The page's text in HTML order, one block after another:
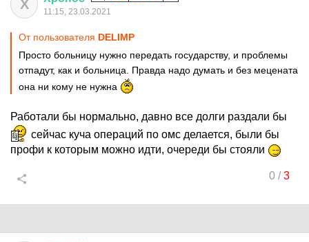
Х 11:15, 23.03.2021
От пользователя DELIMP
Просто больницу нужно передать государству, и проблемы
отпадут, как и больница. Правда надо думать и без мецената
она ни кому не нужна
Работали бы нормально, давно все долги раздали бы
сейчас куча операций по омс делается, были бы
профи к которым можно идти, очереди бы стояли
0/3